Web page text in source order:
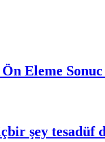
Eleme
şey tesadüf